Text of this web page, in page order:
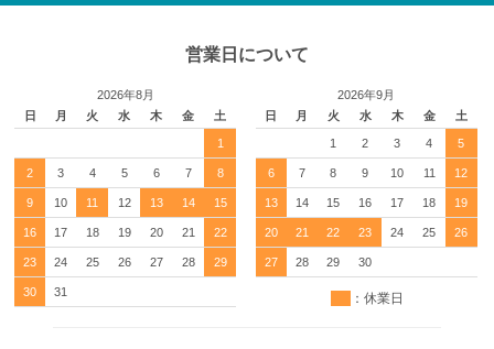
営業日について
2026年8月
日
月 火 水 木 金 土
1
2 3 4 5 6 7 8
9 10 11 12 13 14 15
16 17 18 19 20 21 22
23 24 25 26 27 28 29
30 31
2026年9月
日
月 火 水 木 金 土
1 2 3 4 5
6 7 8 9 10 11 12
13 14 15 16 17 18 19
20 21 22 23 24 25 26
27 28 29 30
：休業日